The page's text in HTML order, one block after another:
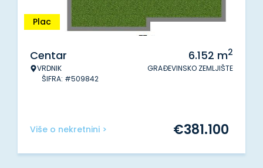
Plac
Centar
VRDNIK
ŠIFRA: #509842
6.152 m2
GRAĐEVINSKO ZEMLJIŠTE
Više o nekretnini > €381.100